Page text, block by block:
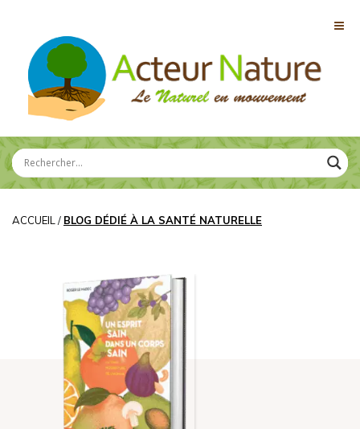
ACCUEIL / BLOG DÉDIÉ À LA SANTÉ NATURELLE